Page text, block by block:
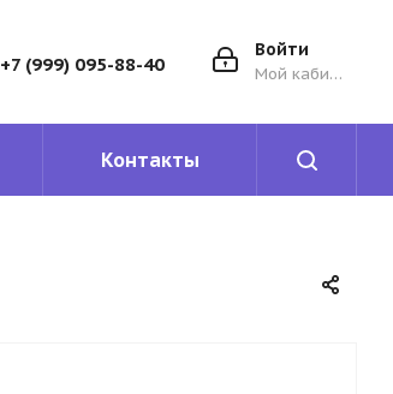
Войти
Мой кабинет
+7 (999) 095-88-40
Контакты